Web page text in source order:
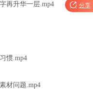
再升华一层.mp4
惯.mp4
材问题.mp4
 分享